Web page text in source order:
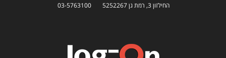
החילזון 3, רמת גן 5252267 03-5763100